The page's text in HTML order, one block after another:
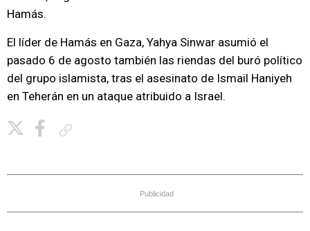
Hamás.
El líder de Hamás en Gaza, Yahya Sinwar asumió el
pasado 6 de agosto también las riendas del buró político
del grupo islamista, tras el asesinato de Ismail Haniyeh
en Teherán en un ataque atribuido a Israel.
Publicidad